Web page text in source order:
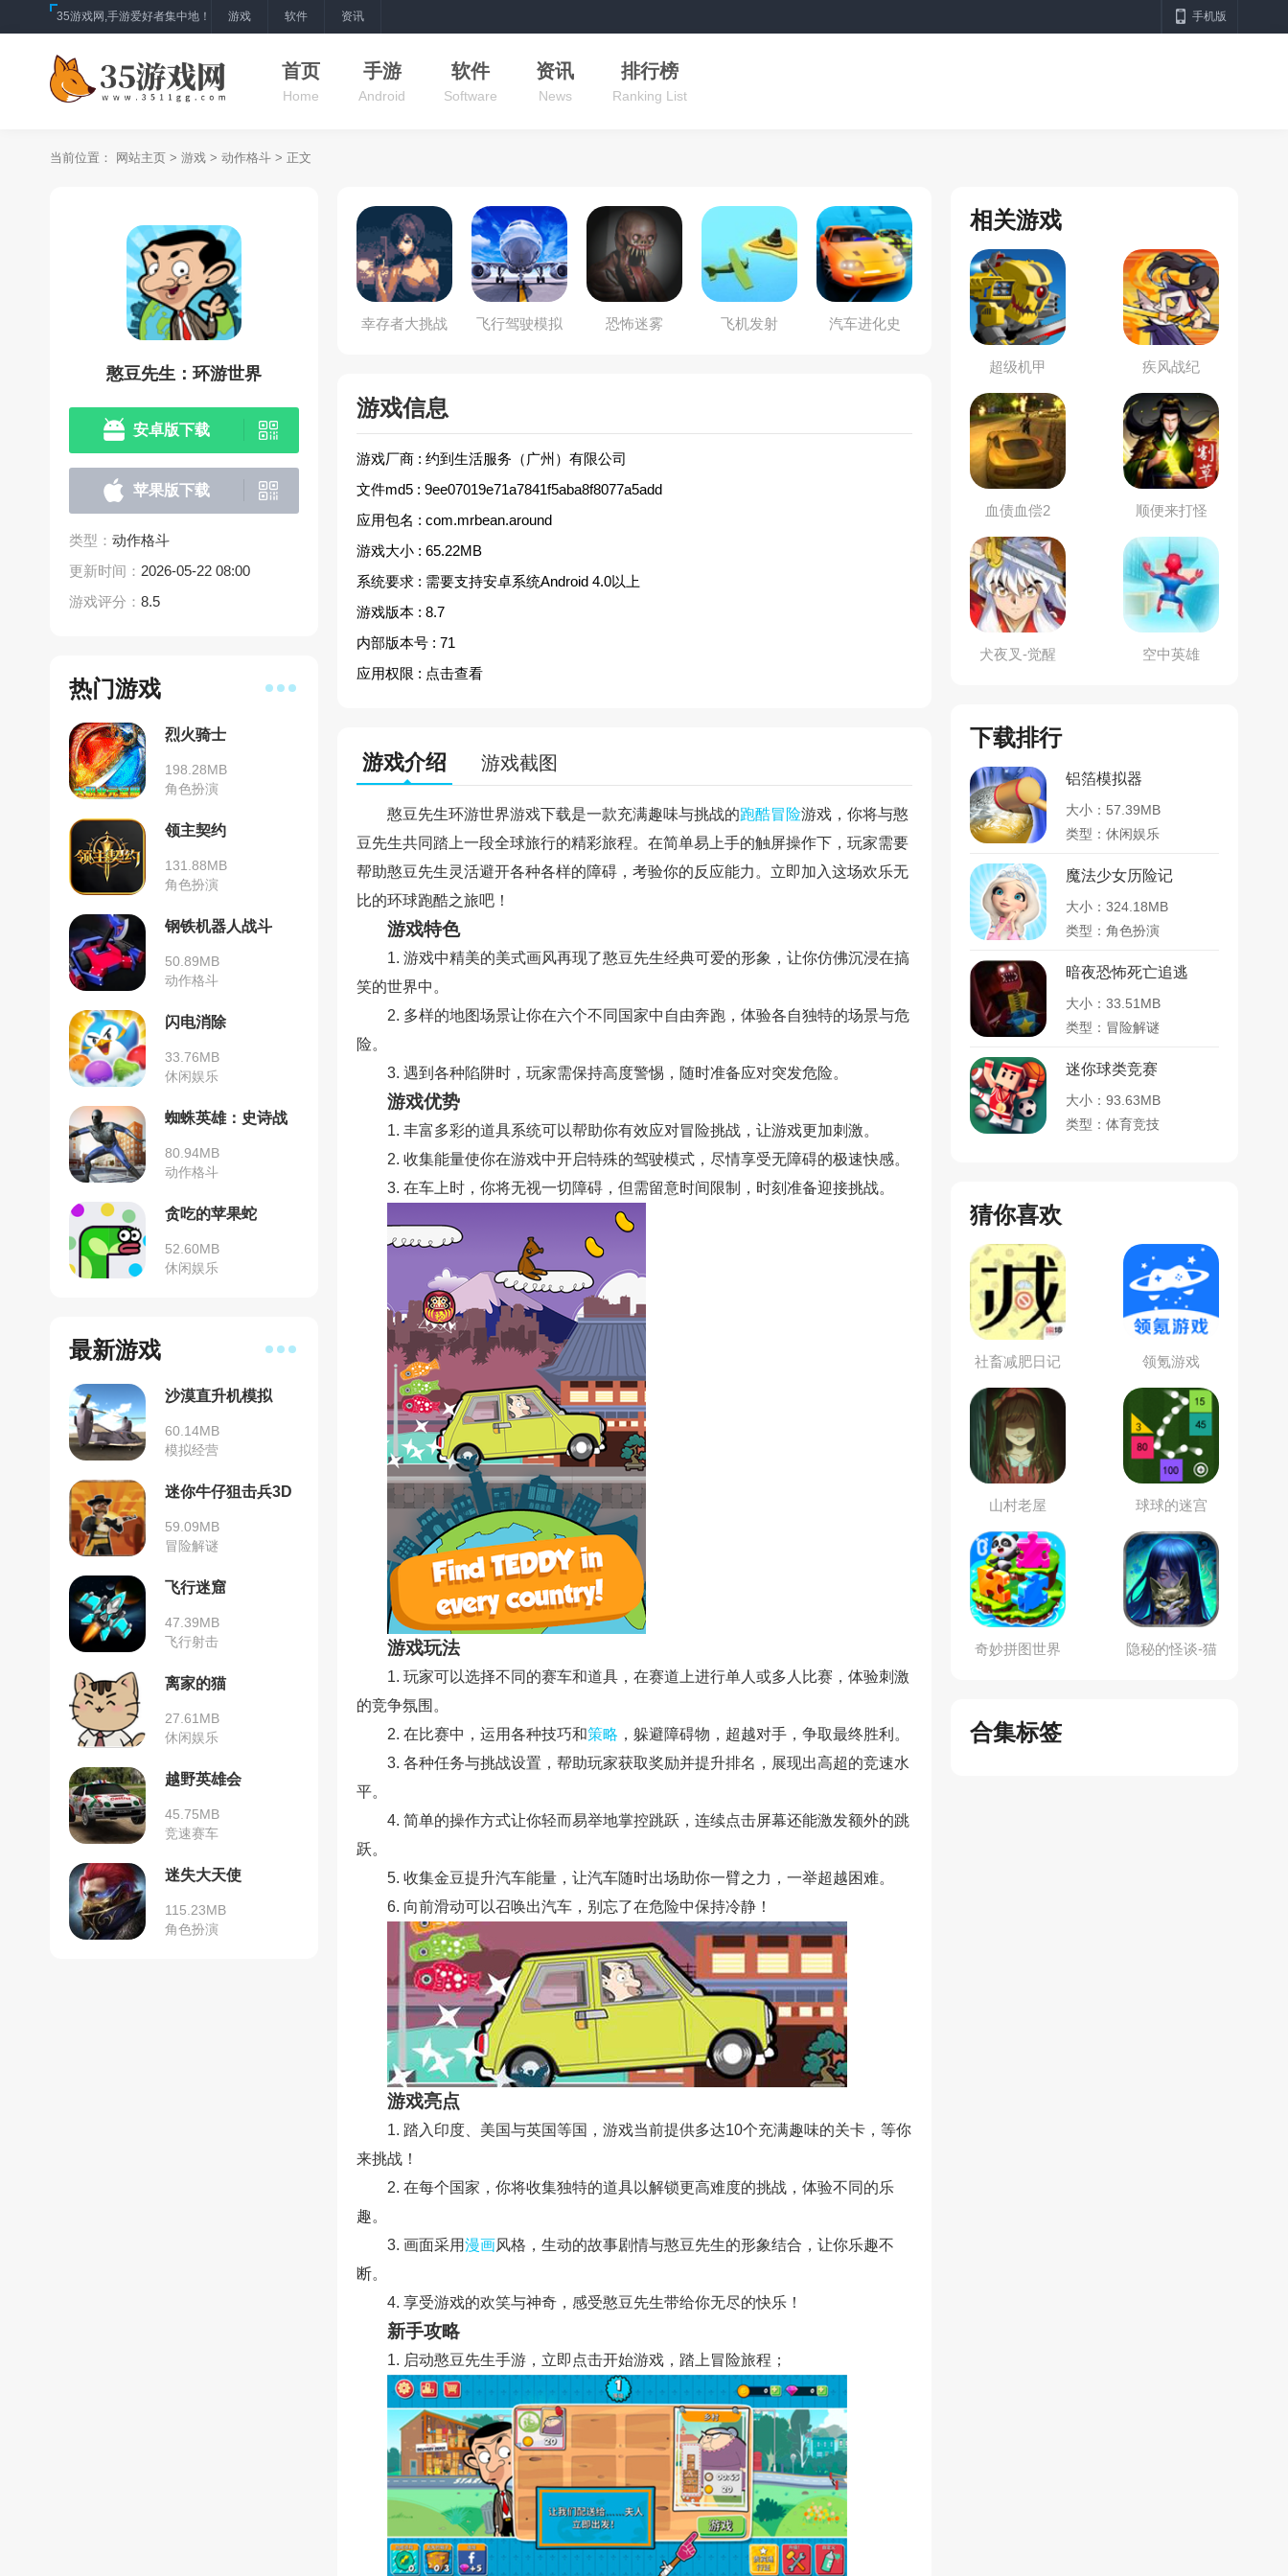
35游戏网,手游爱好者集中地！ 游戏 软件 资讯 手机版
首页
Home
手游
Android
软件
Software
资讯
News
排行榜
Ranking List
当前位置： 网站主页 > 游戏 > 动作格斗 > 正文
憨豆先生：环游世界
安卓版下载
苹果版下载
类型： 动作格斗
更新时间： 2026-05-22 08:00
游戏评分： 8.5
热门游戏
烈火骑士
198.28MB
角色扮演
领主契约
131.88MB
角色扮演
钢铁机器人战斗
50.89MB
动作格斗
闪电消除
33.76MB
休闲娱乐
蜘蛛英雄：史诗战
80.94MB
动作格斗
贪吃的苹果蛇
52.60MB
休闲娱乐
最新游戏
沙漠直升机模拟
60.14MB
模拟经营
迷你牛仔狙击兵3D
59.09MB
冒险解谜
飞行迷窟
47.39MB
飞行射击
离家的猫
27.61MB
休闲娱乐
越野英雄会
45.75MB
竞速赛车
迷失大天使
115.23MB
角色扮演
幸存者大挑战
飞行驾驶模拟
恐怖迷雾 飞机发射 汽车进化史
游戏信息
游戏厂商 : 约到生活服务（广州）有限公司
文件md5 : 9ee07019e71a7841f5aba8f8077a5add
应用包名 : com.mrbean.around
游戏大小 : 65.22MB
系统要求 : 需要支持安卓系统Android 4.0以上
游戏版本 : 8.7
内部版本号 : 71
应用权限 : 点击查看
游戏介绍 游戏截图
憨豆先生环游世界游戏下载是一款充满趣味与挑战的跑酷冒险游戏，你将与憨
豆先生共同踏上一段全球旅行的精彩旅程。在简单易上手的触屏操作下，玩家需要
帮助憨豆先生灵活避开各种各样的障碍，考验你的反应能力。立即加入这场欢乐无
比的环球跑酷之旅吧！
游戏特色
1. 游戏中精美的美式画风再现了憨豆先生经典可爱的形象，让你仿佛沉浸在搞
笑的世界中。
2. 多样的地图场景让你在六个不同国家中自由奔跑，体验各自独特的场景与危
险。
3. 遇到各种陷阱时，玩家需保持高度警惕，随时准备应对突发危险。
游戏优势
1. 丰富多彩的道具系统可以帮助你有效应对冒险挑战，让游戏更加刺激。
2. 收集能量使你在游戏中开启特殊的驾驶模式，尽情享受无障碍的极速快感。
3. 在车上时，你将无视一切障碍，但需留意时间限制，时刻准备迎接挑战。
游戏玩法
1. 玩家可以选择不同的赛车和道具，在赛道上进行单人或多人比赛，体验刺激
的竞争氛围。
2. 在比赛中，运用各种技巧和策略 ，躲避障碍物，超越对手，争取最终胜利。
3. 各种任务与挑战设置，帮助玩家获取奖励并提升排名，展现出高超的竞速水
平。
4. 简单的操作方式让你轻而易举地掌控跳跃，连续点击屏幕还能激发额外的跳
跃。
5. 收集金豆提升汽车能量，让汽车随时出场助你一臂之力，一举超越困难。
6. 向前滑动可以召唤出汽车，别忘了在危险中保持冷静！
游戏亮点
1. 踏入印度、美国与英国等国，游戏当前提供多达10个充满趣味的关卡，等你
来挑战！
2. 在每个国家，你将收集独特的道具以解锁更高难度的挑战，体验不同的乐
趣。
3. 画面采用漫画风格，生动的故事剧情与憨豆先生的形象结合，让你乐趣不
断。
4. 享受游戏的欢笑与神奇，感受憨豆先生带给你无尽的快乐！
新手攻略
1. 启动憨豆先生手游，立即点击开始游戏，踏上冒险旅程；
相关游戏
超级机甲 疾风战纪
血债血偿2 顺便来打怪
犬夜叉-觉醒 空中英雄
下载排行
铝箔模拟器
大小：57.39MB
类型：休闲娱乐
魔法少女历险记
大小：324.18MB
类型：角色扮演
暗夜恐怖死亡追逃
大小：33.51MB
类型：冒险解谜
迷你球类竞赛
大小：93.63MB
类型：体育竞技
猜你喜欢
社畜减肥日记 领氪游戏
山村老屋 球球的迷宫
奇妙拼图世界
隐秘的怪谈-猫
合集标签